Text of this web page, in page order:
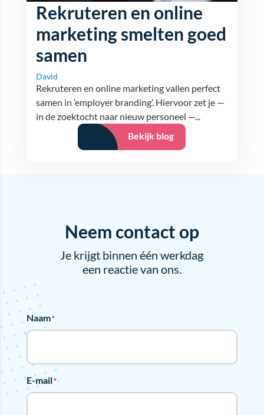
Rekruteren en online
marketing smelten goed
samen
David
Rekruteren en online marketing vallen perfect
samen in ‘employer branding’. Hiervoor zet je —
in de zoektocht naar nieuw personeel —...
Bekijk blog
Neem contact op
Je krijgt binnen één werkdag
een reactie van ons.
Naam*
E-mail*